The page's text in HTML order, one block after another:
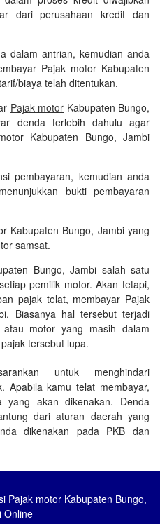
dari perusahaan kredit dan
dalam antrian, kemudian anda
Pajak motor Kabupaten
biaya telah ditentukan.
Pajak motor Kabupaten Bungo,
denda terlebih dahulu agar
Kabupaten Bungo, Jambi
pembayaran, kemudian anda
bukti pembayaran
Kabupaten Bungo, Jambi yang
samsat.
Bungo, Jambi salah satu
pemilik motor. Akan tetapi,
pajak telat, membayar Pajak
Biasanya hal tersebut terjadi
motor yang masih dalam
tersebut lupa.
untuk menghindari
Apabila kamu telat membayar,
yang akan dikenakan. Denda
dari aturan daerah yang
dikenakan pada PKB dan
Pajak motor Kabupaten Bungo,
Online